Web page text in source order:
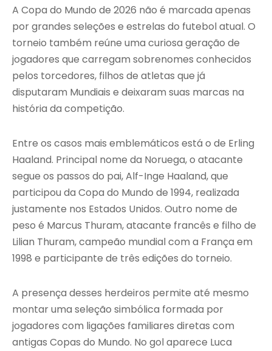
A Copa do Mundo de 2026 não é marcada apenas
por grandes seleções e estrelas do futebol atual. O
torneio também reúne uma curiosa geração de
jogadores que carregam sobrenomes conhecidos
pelos torcedores, filhos de atletas que já
disputaram Mundiais e deixaram suas marcas na
história da competição.
Entre os casos mais emblemáticos está o de Erling
Haaland. Principal nome da Noruega, o atacante
segue os passos do pai, Alf-Inge Haaland, que
participou da Copa do Mundo de 1994, realizada
justamente nos Estados Unidos. Outro nome de
peso é Marcus Thuram, atacante francês e filho de
Lilian Thuram, campeão mundial com a França em
1998 e participante de três edições do torneio.
A presença desses herdeiros permite até mesmo
montar uma seleção simbólica formada por
jogadores com ligações familiares diretas com
antigas Copas do Mundo. No gol aparece Luca